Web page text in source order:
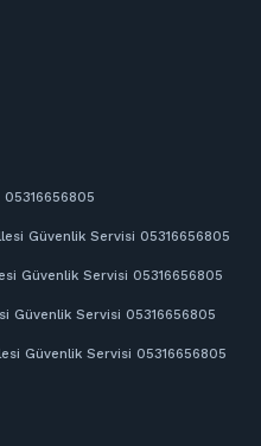
05316656805
Güvenlik Servisi 05316656805
Güvenlik Servisi 05316656805
Güvenlik Servisi 05316656805
Güvenlik Servisi 05316656805